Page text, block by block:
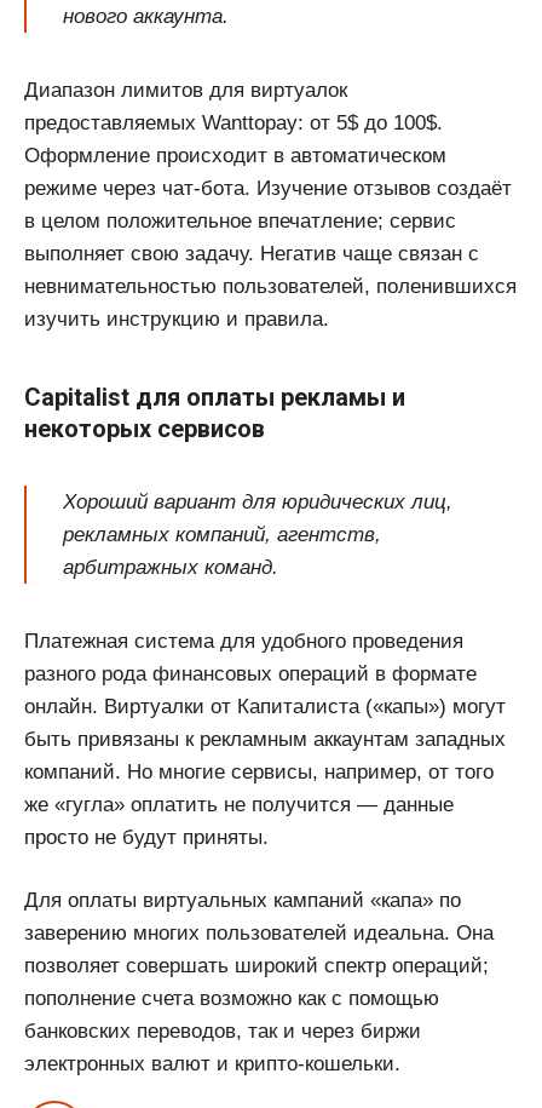
нового аккаунта.
Диапазон лимитов для виртуалок
предоставляемых Wanttopay: от 5$ до 100$.
Оформление происходит в автоматическом
режиме через чат-бота. Изучение отзывов создаёт
в целом положительное впечатление; сервис
выполняет свою задачу. Негатив чаще связан с
невнимательностью пользователей, поленившихся
изучить инструкцию и правила.
Capitalist для оплаты рекламы и
некоторых сервисов
Хороший вариант для юридических лиц,
рекламных компаний, агентств,
арбитражных команд.
Платежная система для удобного проведения
разного рода финансовых операций в формате
онлайн. Виртуалки от Капиталиста («капы») могут
быть привязаны к рекламным аккаунтам западных
компаний. Но многие сервисы, например, от того
же «гугла» оплатить не получится — данные
просто не будут приняты.
Для оплаты виртуальных кампаний «капа» по
заверению многих пользователей идеальна. Она
позволяет совершать широкий спектр операций;
пополнение счета возможно как с помощью
банковских переводов, так и через биржи
электронных валют и крипто-кошельки.